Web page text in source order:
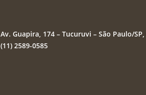
Av. Guapira, 174 – Tucuruvi – São Paulo/
(11) 2589-0585